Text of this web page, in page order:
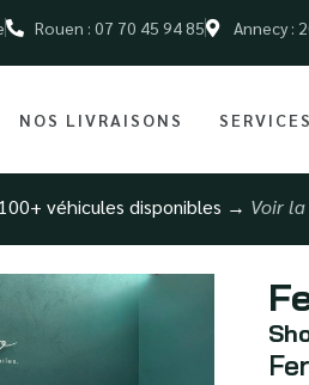
Rouen : 07 70 45 94 85 Annecy :
NOS LIVRAISONS SERVICES
véhicules disponibles → Voir